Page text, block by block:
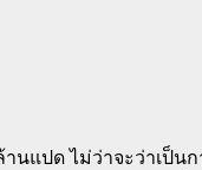
นแปด ไม่ว่าจะว่าเป็นก